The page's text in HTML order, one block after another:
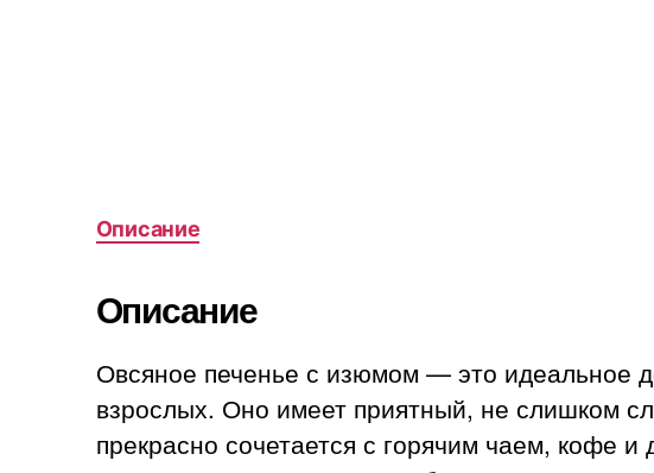
Описание
Описание
Овсяное печенье с изюмом — это идеальное
взрослых. Оно имеет приятный, не слишком
прекрасно сочетается с горячим чаем, кофе